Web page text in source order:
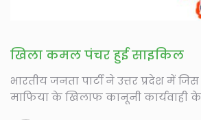
खिला कमल पंचर हुई साइकिल
भारतीय जनता पार्टी ने उत्तर प्रदेश में
माफिया के खिलाफ कानूनी कार्यवाही